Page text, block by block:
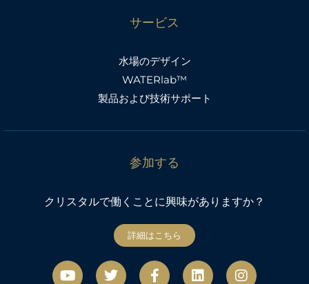
サービス
水場のデザイン
WATERlab™
製品および技術サポート
参加する
クリスタルで働くことに興味がありますか？
詳細はこちら
Y
o
ツ
イ
フ
ェ
リ
ン
イ
ン